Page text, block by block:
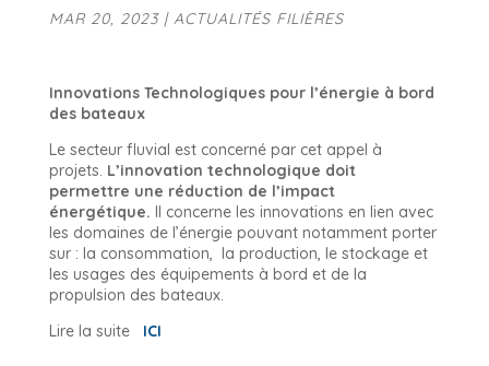
MAR 20, 2023| ACTUALITÉS FILIÈRES
Innovations Technologiques pour l’énergie à bord
des bateaux
Le secteur fluvial est concerné par cet appel à
projets. L’innovation technologique doit
permettre une réduction de l’impact
énergétique. Il concerne les innovations en lien avec
les domaines de l’énergie pouvant notamment porter
sur : la consommation, la production, le stockage et
les usages des équipements à bord et de la
propulsion des bateaux.
Lire la suite
ICI